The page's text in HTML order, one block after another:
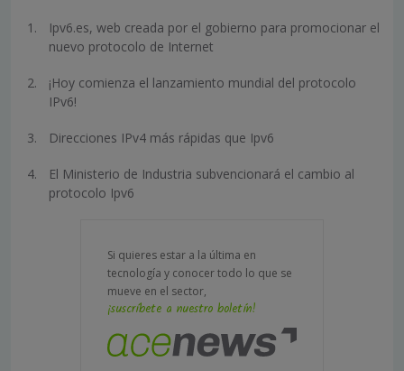
Ipv6.es, web creada por el gobierno para promocionar el
nuevo protocolo de Internet
¡Hoy comienza el lanzamiento mundial del protocolo
IPv6!
Direcciones IPv4 más rápidas que Ipv6
El Ministerio de Industria subvencionará el cambio al
protocolo Ipv6
Si quieres estar a la última en
tecnología y conocer todo lo que se
mueve en el sector,
¡suscríbete a nuestro boletín!